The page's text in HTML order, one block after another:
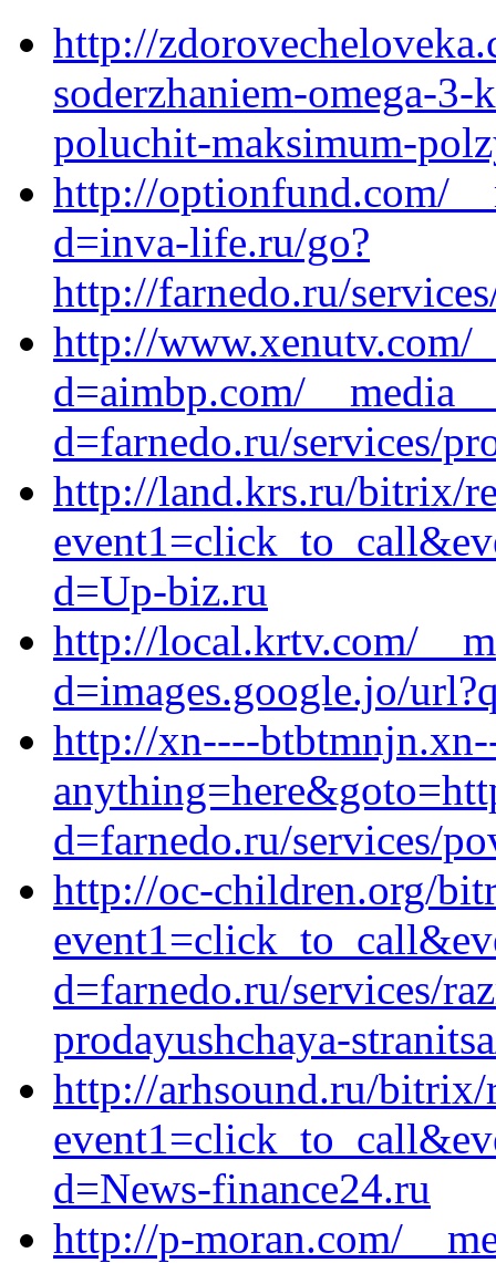
http://
soderzhaniem-omega-
poluchit-maksimum-
http://optionfund.com/
d=inva-life.ru/go?
http://farnedo.ru/
http://www.xenutv.com/
d=aimbp.com/
d=farnedo.ru/services/
http://land.krs.ru/bitrix/
d=Up-biz.ru
http://local.krtv.com/
d=images.google.jo/
http://xn----
d=farnedo.ru/services/
http://oc-children.org/
d=farnedo.ru/services/
prodayushchaya-
http://arhsound.ru/bitrix/
d=News-finance24.ru
http://p-moran.com/